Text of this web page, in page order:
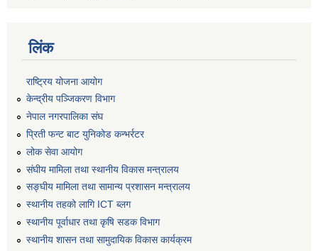
लिंक
राष्ट्रिय योजना आयोग
केन्द्रीय पञ्जिकरण विभाग
नेपाल नगरपालिका संघ
प्रिती फन्ट बाट युनिकोड कन्भर्रटर
लोक सेवा आयोग
संघीय मामिला तथा स्थानीय विकास मन्त्रालय
सङ्घीय मामिला तथा सामान्य प्रशासन मन्त्रालय
स्थानीय तहको लागि ICT ब्लग
स्थानीय पूर्वाधार तथा कृषि सडक विभाग
स्थानीय शासन तथा सामुदायिक विकास कार्यक्रम